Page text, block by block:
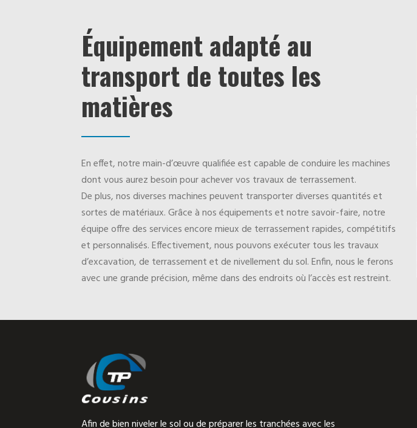
Équipement adapté au
transport de toutes les
matières
En effet, notre main-d’œuvre qualifiée est capable de conduire les machines
dont vous aurez besoin pour achever vos travaux de terrassement.
De plus, nos diverses machines peuvent transporter diverses quantités et
sortes de matériaux. Grâce à nos équipements et notre savoir-faire, notre
équipe offre des services encore mieux de terrassement rapides, compétitifs
et personnalisés. Effectivement, nous pouvons exécuter tous les travaux
d’excavation, de terrassement et de nivellement du sol. Enfin, nous le ferons
avec une grande précision, même dans des endroits où l’accès est restreint.
Afin de bien niveler le sol ou de préparer les tranchées avec les